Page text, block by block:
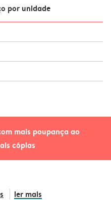
mais poupança ao
cópias
por unidade
ler mais